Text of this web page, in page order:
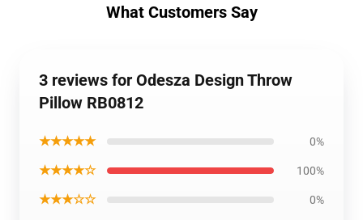
What Customers Say
3 reviews for Odesza Design Throw
Pillow RB0812
★★★★★ 0%
★★★★☆ 100%
★★★☆☆ 0%